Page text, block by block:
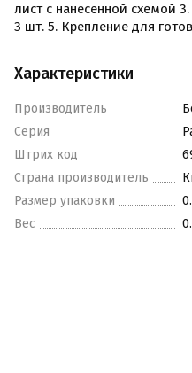
лист с нанесенной схемой
3 шт. 5. Крепление для
Характеристики
Производитель
Серия
Штрих код
Страна производитель
Размер упаковки
Вес